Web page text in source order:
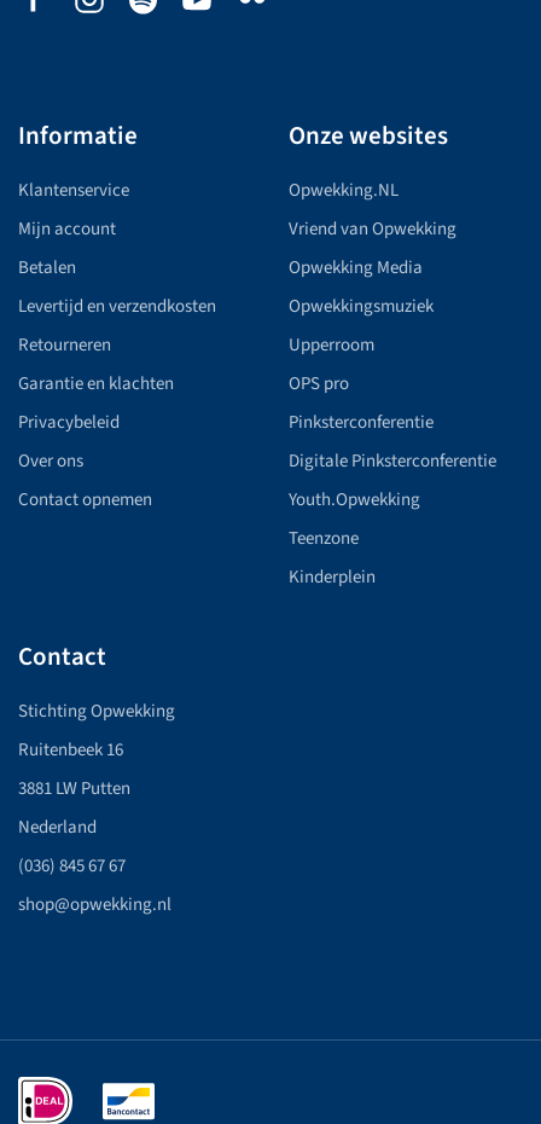
Informatie
Klantenservice
Mijn account
Betalen
Levertijd en verzendkosten
Retourneren
Garantie en klachten
Privacybeleid
Over ons
Contact opnemen
Onze websites
Opwekking.NL
Vriend van Opwekking
Opwekking Media
Opwekkingsmuziek
Upperroom
OPS pro
Pinksterconferentie
Digitale Pinksterconferentie
Youth.Opwekking
Teenzone
Kinderplein
Contact
Stichting Opwekking
Ruitenbeek 16
3881 LW Putten
Nederland
(036) 845 67 67
shop@opwekking.nl